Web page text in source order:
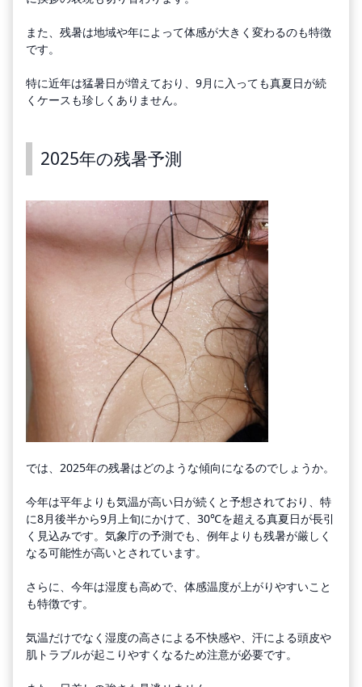
また、残暑は地域や年によって体感が大きく変わるのも特徴
です。
特に近年は猛暑日が増えており、9月に入っても真夏日が続
くケースも珍しくありません。
2025年の残暑予測
では、2025年の残暑はどのような傾向になるのでしょうか。
今年は平年よりも気温が高い日が続くと予想されており、特
に8月後半から9月上旬にかけて、30℃を超える真夏日が長引
く見込みです。気象庁の予測でも、例年よりも残暑が厳しく
なる可能性が高いとされています。
さらに、今年は湿度も高めで、体感温度が上がりやすいこと
も特徴です。
気温だけでなく湿度の高さによる不快感や、汗による頭皮や
肌トラブルが起こりやすくなるため注意が必要です。